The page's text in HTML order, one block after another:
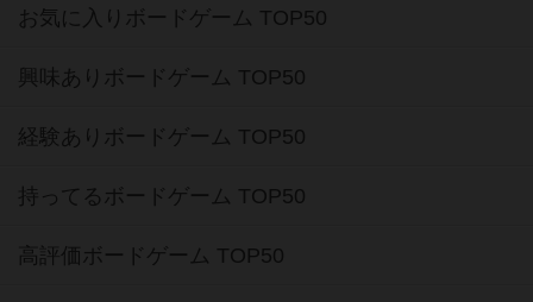
お気に入りボードゲーム TOP50
興味ありボードゲーム TOP50
経験ありボードゲーム TOP50
持ってるボードゲーム TOP50
高評価ボードゲーム TOP50